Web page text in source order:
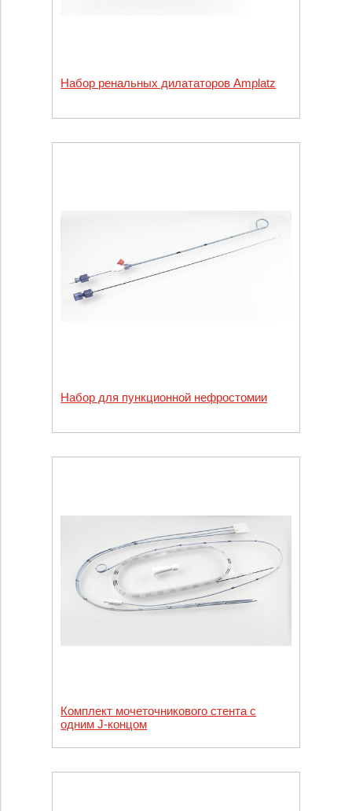
Набор ренальных дилататоров Amplatz
Набор для пункционной нефростомии
Комплект мочеточникового стента с
одним J-концом